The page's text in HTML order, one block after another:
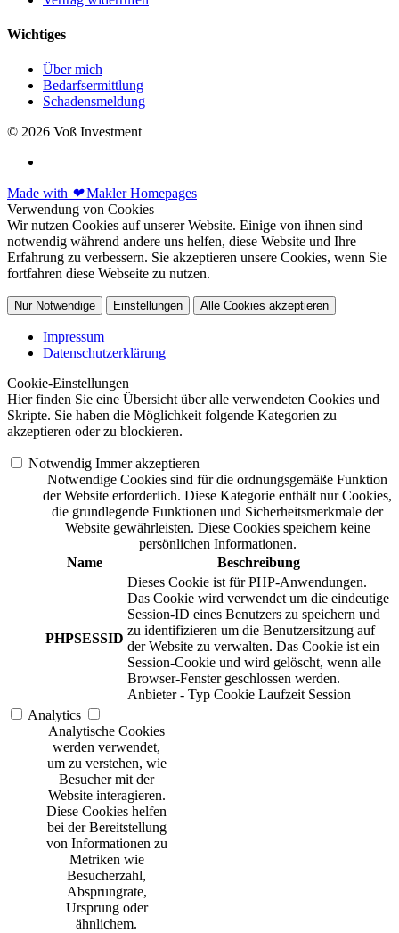
Wichtiges
Über mich
Bedarfsermittlung
Schadensmeldung
© 2026 Voß Investment
Made with ❤Makler Homepages
Verwendung von Cookies
Wir nutzen Cookies auf unserer Website. Einige von ihnen sind
notwendig während andere uns helfen, diese Website und Ihre
Erfahrung zu verbessern. Sie akzeptieren unsere Cookies, wenn Sie
fortfahren diese Webseite zu nutzen.
Nur Notwendige Einstellungen Alle Cookies akzeptieren
Impressum
Datenschutzerklärung
Cookie-Einstellungen
Hier finden Sie eine Übersicht über alle verwendeten Cookies und
Skripte. Sie haben die Möglichkeit folgende Kategorien zu
akzeptieren oder zu blockieren.
Notwendig Immer akzeptieren
Notwendige Cookies sind für die ordnungsgemäße Funktion
der Website erforderlich. Diese Kategorie enthält nur Cookies,
die grundlegende Funktionen und Sicherheitsmerkmale der
Website gewährleisten. Diese Cookies speichern keine
persönlichen Informationen.
Name
Beschreibung
PHPSESSID
Dieses Cookie ist für PHP-Anwendungen.
Das Cookie wird verwendet um die eindeutige
Session-ID eines Benutzers zu speichern und
zu identifizieren um die Benutzersitzung auf
der Website zu verwalten. Das Cookie ist ein
Session-Cookie und wird gelöscht, wenn alle
Browser-Fenster geschlossen werden.
Anbieter - Typ Cookie Laufzeit Session
Analytics
Analytische Cookies
werden verwendet,
um zu verstehen, wie
Besucher mit der
Website interagieren.
Diese Cookies helfen
bei der Bereitstellung
von Informationen zu
Metriken wie
Besucherzahl,
Absprungrate,
Ursprung oder
ähnlichem.